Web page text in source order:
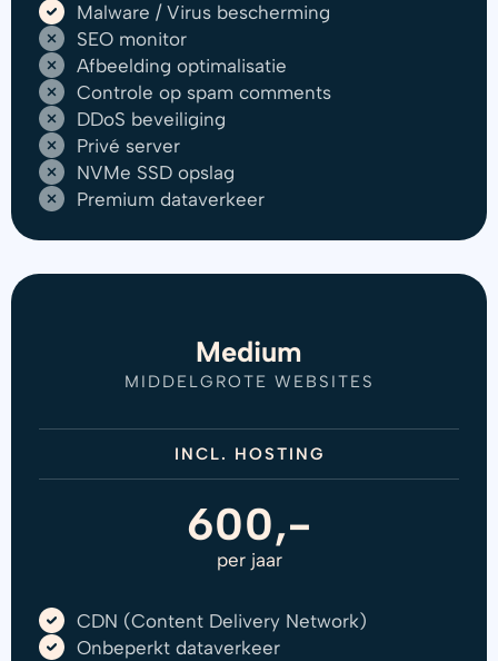
Malware / Virus bescherming
SEO monitor
Afbeelding optimalisatie
Controle op spam comments
DDoS beveiliging
Privé server
NVMe SSD opslag
Premium dataverkeer
Medium
MIDDELGROTE WEBSITES
INCL. HOSTING
600,-
per jaar
CDN (Content Delivery Network)
Onbeperkt dataverkeer